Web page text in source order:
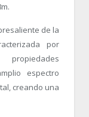
de la
por
espectro
creando una